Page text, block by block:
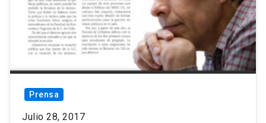
Prensa
Julio 28, 2017